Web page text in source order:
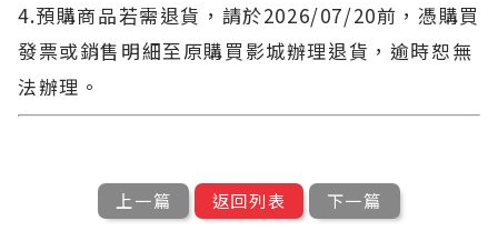
4.預購商品若需退貨，請於2026/07/20前，憑購買
發票或銷售明細至原購買影城辦理退貨，逾時恕無
法辦理。
上一篇 返回列表 下一篇